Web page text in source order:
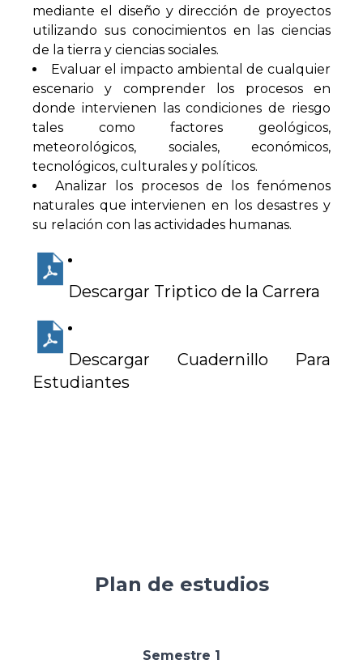
mediante el diseño y dirección de proyectos
utilizando sus conocimientos en las ciencias
de la tierra y ciencias sociales.
Evaluar el impacto ambiental de cualquier
escenario y comprender los procesos en
donde intervienen las condiciones de riesgo
tales como factores geológicos,
meteorológicos, sociales, económicos,
tecnológicos, culturales y políticos.
Analizar los procesos de los fenómenos
naturales que intervienen en los desastres y
su relación con las actividades humanas.
Descargar Triptico de la Carrera
Descargar Cuadernillo Para
Estudiantes
Plan de estudios
Semestre 1